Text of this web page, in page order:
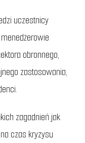
uczestnicy
obronnego,
zastosowania,
zagadnień jak
czas kryzysu